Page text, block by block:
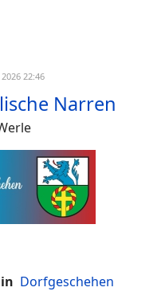
22:46
Narren
Dorfgeschehen